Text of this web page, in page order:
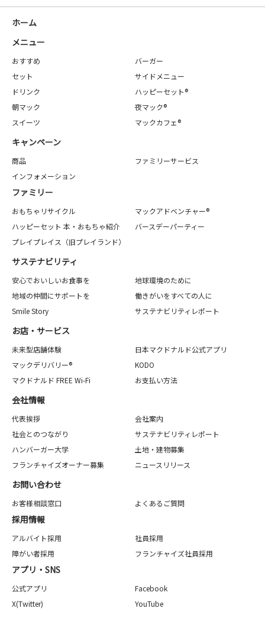
ホーム
メニュー
おすすめ
バーガー
セット
サイドメニュー
ドリンク
ハッピーセット®
朝マック
夜マック®
スイーツ
マックカフェ®
キャンペーン
商品
ファミリーサービス
インフォメーション
ファミリー
おもちゃリサイクル
マックアドベンチャー®
ハッピーセット 本・おもちゃ紹介
バースデーパーティー
プレイプレイス（旧プレイランド）
サステナビリティ
安心でおいしいお食事を
地球環境のために
地域の仲間にサポートを
働きがいをすべての人に
Smile Story
サステナビリティレポート
お店・サービス
未来型店舗体験
日本マクドナルド公式アプリ
マックデリバリー®
KODO
マクドナルド FREE Wi-Fi
お支払い方法
会社情報
代表挨拶
会社案内
社会とのつながり
サステナビリティレポート
ハンバーガー大学
土地・建物募集
フランチャイズオーナー募集
ニュースリリース
お問い合わせ
お客様相談窓口 よくあるご質問
採用情報
アルバイト採用
社員採用
障がい者採用
フランチャイズ社員採用
アプリ・SNS
公式アプリ
Facebook
X(Twitter)
YouTube